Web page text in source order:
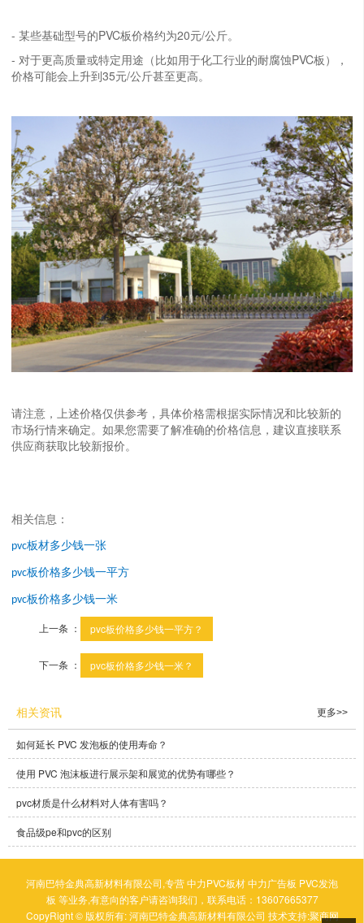
- 某些基础型号的PVC板价格约为20元/公斤。
- 对于更高质量或特定用途（比如用于化工行业的耐腐蚀PVC板），
价格可能会上升到35元/公斤甚至更高。
请注意，上述价格仅供参考，具体价格需根据实际情况和比较新的
市场行情来确定。如果您需要了解准确的价格信息，建议直接联系
供应商获取比较新报价。
相关信息：
pvc板材多少钱一张
pvc板价格多少钱一平方
pvc板价格多少钱一米
上一条 ： pvc板价格多少钱一平方？
下一条 ： pvc板价格多少钱一米？
相关资讯 更多>>
如何延长 PVC 发泡板的使用寿命？
使用 PVC 泡沫板进行展示架和展览的优势有哪些？
pvc材质是什么材料对人体有害吗？
食品级pe和pvc的区别
河南巴特金典高新材料有限公司,专营中力PVC板材中力广告板 PVC发泡
板 等业务,有意向的客户请咨询我们，联系电话： 13607665377
CopyRight © 版权所有:河南巴特金典高新材料有限公司 技术支持:聚商网